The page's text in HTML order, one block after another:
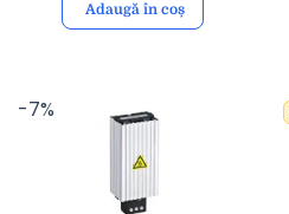
Adaugă în coș
-7%